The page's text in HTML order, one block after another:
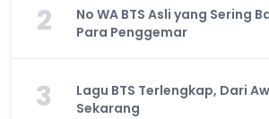
2
No WA BTS Asli yang Sering
Para Penggemar
3
Lagu BTS Terlengkap, Dari
Sekarang